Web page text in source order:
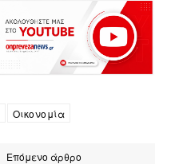
Οικονομία
Επόμενο άρθρο